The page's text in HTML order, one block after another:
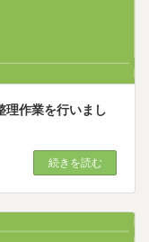
理作業を行いまし
続きを読む